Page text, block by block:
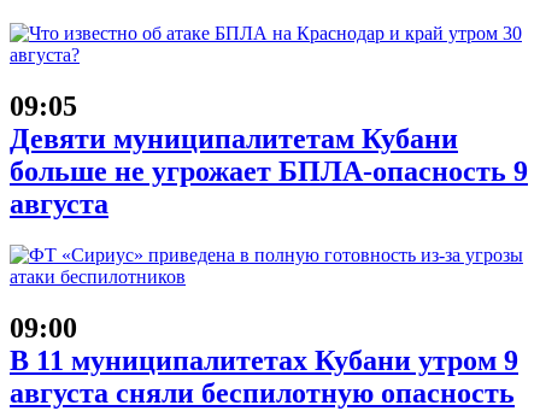
09:05
Девяти муниципалитетам Кубани
больше не угрожает БПЛА-опасность 9
августа
09:00
В 11 муниципалитетах Кубани утром 9
августа сняли беспилотную опасность